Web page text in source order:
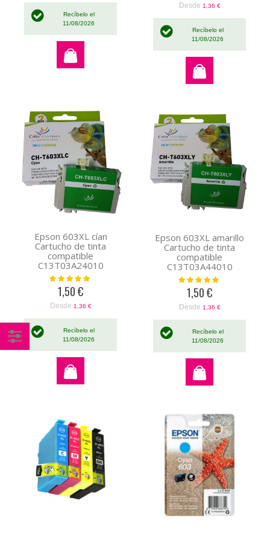
Recíbelo el
11/08/2026
Desde 1,36 €
Recíbelo el
11/08/2026
Epson 603XL cían
Cartucho de tinta
compatible
C13T03A24010
Valoración:
1,50 €
Desde 1,36 €
Recíbelo el
11/08/2026
Epson 603XL amarillo
Cartucho de tinta
compatible
C13T03A44010
Valoración:
1,50 €
Desde 1,36 €
Recíbelo el
11/08/2026
Comprar